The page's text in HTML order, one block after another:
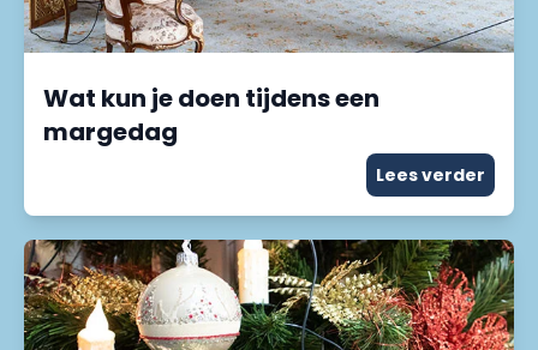
Wat kun je doen tijdens een
margedag
Lees verder